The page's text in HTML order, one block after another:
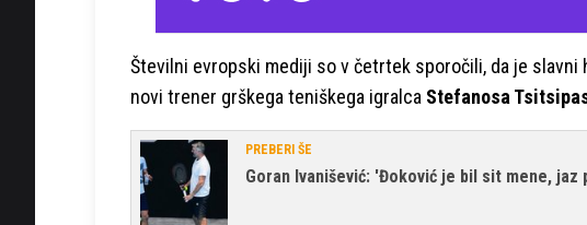
Številni evropski mediji so v četrtek sporočili, da je slavni
novi trener grškega teniškega igralca Stefanosa
PREBERI ŠE
Goran Ivanišević: 'Đoković je bil sit mene, jaz